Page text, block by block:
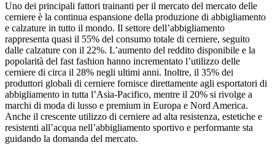
Uno dei principali fattori trainanti per il mercato del mercato delle
cerniere è la continua espansione della produzione di abbigliamento
e calzature in tutto il mondo. Il settore dell’abbigliamento
rappresenta quasi il 55% del consumo totale di cerniere, seguito
dalle calzature con il 22%. L’aumento del reddito disponibile e la
popolarità del fast fashion hanno incrementato l’utilizzo delle
cerniere di circa il 28% negli ultimi anni. Inoltre, il 35% dei
produttori globali di cerniere fornisce direttamente agli esportatori di
abbigliamento in tutta l’Asia-Pacifico, mentre il 20% si rivolge a
marchi di moda di lusso e premium in Europa e Nord America.
Anche il crescente utilizzo di cerniere ad alta resistenza, estetiche e
resistenti all’acqua nell’abbigliamento sportivo e performante sta
guidando la domanda del mercato.